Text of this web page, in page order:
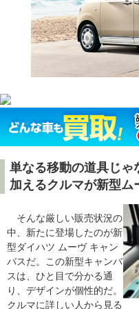
単なる移動の道具じゃ
加えるクルマが新型ム
そんな厳しい販売状況の
中、新たに登場したのが新
型ダイハツ ムーヴ キャン
バスだ。この新型キャンバ
スは、ひと目で分かる通
り、デザインが個性的だ。
クルマに詳しい人から見る